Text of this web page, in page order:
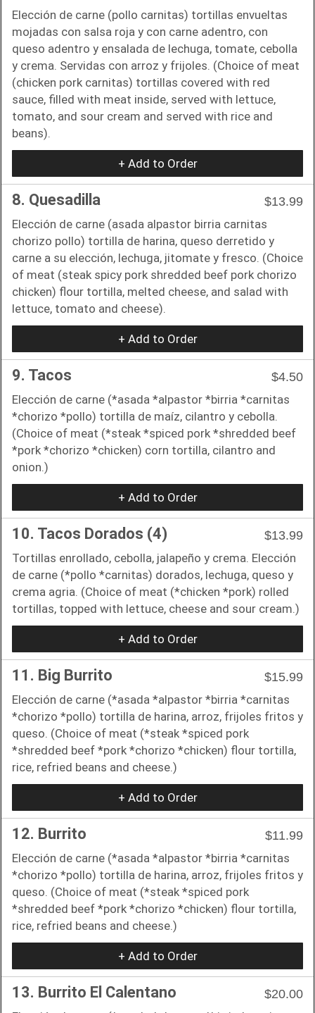
Elección de carne (pollo carnitas) tortillas envueltas
mojadas con salsa roja y con carne adentro, con
queso adentro y ensalada de lechuga, tomate, cebolla
y crema. Servidas con arroz y frijoles. (Choice of meat
(chicken pork carnitas) tortillas covered with red
sauce, filled with meat inside, served with lettuce,
tomato, and sour cream and served with rice and
beans).
+ Add to Order
8. Quesadilla
$13.99
Elección de carne (asada alpastor birria carnitas
chorizo pollo) tortilla de harina, queso derretido y
carne a su elección, lechuga, jitomate y fresco. (Choice
of meat (steak spicy pork shredded beef pork chorizo
chicken) flour tortilla, melted cheese, and salad with
lettuce, tomato and cheese).
+ Add to Order
9. Tacos
$4.50
Elección de carne (*asada *alpastor *birria *carnitas
*chorizo *pollo) tortilla de maíz, cilantro y cebolla.
(Choice of meat (*steak *spiced pork *shredded beef
*pork *chorizo *chicken) corn tortilla, cilantro and
onion.)
+ Add to Order
10. Tacos Dorados (4)
$13.99
Tortillas enrollado, cebolla, jalapeño y crema. Elección
de carne (*pollo *carnitas) dorados, lechuga, queso y
crema agria. (Choice of meat (*chicken *pork) rolled
tortillas, topped with lettuce, cheese and sour cream.)
+ Add to Order
11. Big Burrito
$15.99
Elección de carne (*asada *alpastor *birria *carnitas
*chorizo *pollo) tortilla de harina, arroz, frijoles fritos y
queso. (Choice of meat (*steak *spiced pork
*shredded beef *pork *chorizo *chicken) flour tortilla,
rice, refried beans and cheese.)
+ Add to Order
12. Burrito
$11.99
Elección de carne (*asada *alpastor *birria *carnitas
*chorizo *pollo) tortilla de harina, arroz, frijoles fritos y
queso. (Choice of meat (*steak *spiced pork
*shredded beef *pork *chorizo *chicken) flour tortilla,
rice, refried beans and cheese.)
+ Add to Order
13. Burrito El Calentano
$20.00